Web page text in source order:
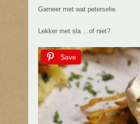
Garneer met wat peterselie.
Lekker met sla …of niet?
Save